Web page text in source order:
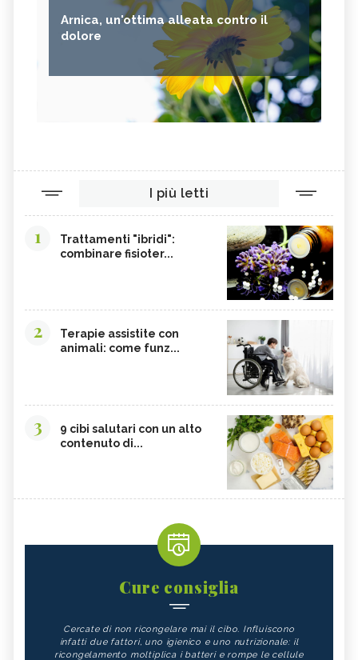
Arnica, un'ottima alleata contro il
dolore
I più letti
1
Trattamenti "ibridi":
combinare fisioter...
2
Terapie assistite con
animali: come funz...
3
9 cibi salutari con un alto
contenuto di...
Cure consiglia
Cercate di non ricongelare mai il cibo. Influiscono
infatti due fattori, uno igienico e uno nutrizionale: il
ricongelamento moltiplica i batteri e rompe le cellule